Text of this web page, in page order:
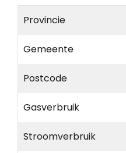
Provincie
Gemeente
Postcode
Gasverbruik
Stroomverbruik